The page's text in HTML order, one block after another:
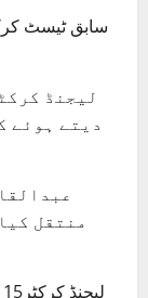
سابق ٹیسٹ
لیجنڈ
دیتے ہوئے
منتقل